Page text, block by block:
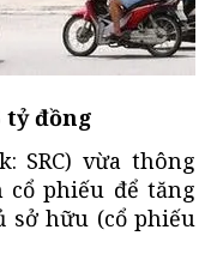
tỷ đồng
SRC) vừa thông
phiếu để tăng
sở hữu (cổ phiếu